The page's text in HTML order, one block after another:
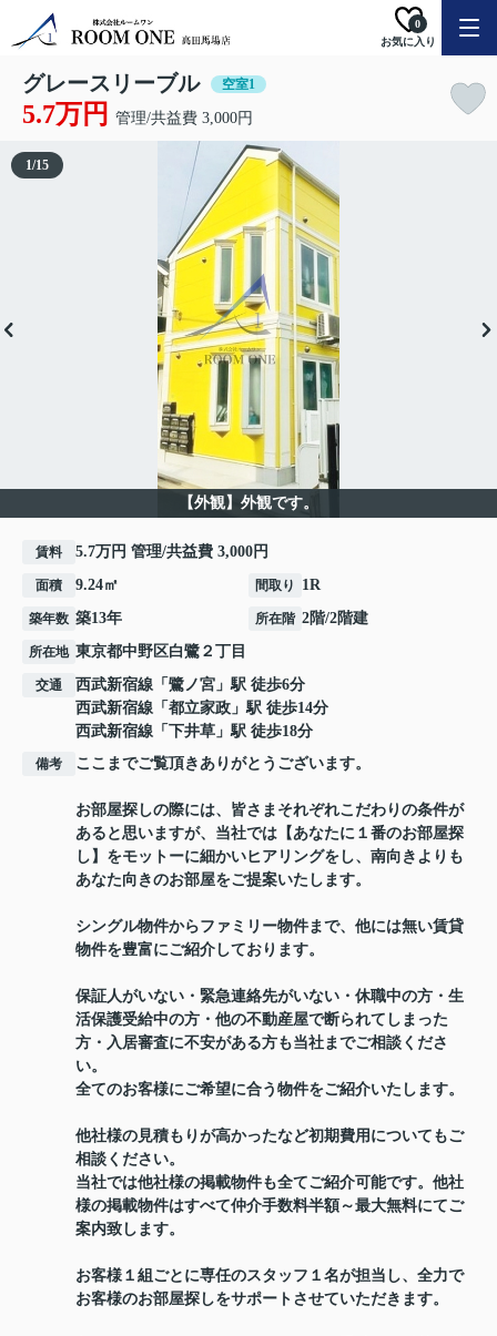
お気に入り
0
グレースリーブル 空室1
5.7万円 管理/共益費 3,000円
【外観】外観です。
1/15
賃料 5.7万円 管理/共益費 3,000円
面積 9.24㎡ 間取り 1R
築年数 築13年 所在階 2階/2階建
所在地 東京都中野区白鷺 ２丁目
交通 西武新宿線 「 鷺ノ宮 」駅 徒歩6分
西武新宿線 「 都立家政 」駅 徒歩14分
西武新宿線 「 下井草 」駅 徒歩18分
備考 ここまでご覧頂きありがとうございます。
お部屋探しの際には、皆さまそれぞれこだわりの条件が
あると思いますが、当社では【あなたに１番のお部屋探
し】をモットーに細かいヒアリングをし、南向きよりも
あなた向きのお部屋をご提案いたします。
シングル物件からファミリー物件まで、他には無い賃貸
物件を豊富にご紹介しております。
保証人がいない・緊急連絡先がいない・休職中の方・生
活保護受給中の方・他の不動産屋で断られてしまった
方・入居審査に不安がある方も当社までご相談くださ
い。
全てのお客様にご希望に合う物件をご紹介いたします。
他社様の見積もりが高かったなど初期費用についてもご
相談ください。
当社では他社様の掲載物件も全てご紹介可能です。他社
様の掲載物件はすべて仲介手数料半額～最大無料にてご
案内致します。
お客様１組ごとに専任のスタッフ１名が担当し、全力で
お客様のお部屋探しをサポートさせていただきます。